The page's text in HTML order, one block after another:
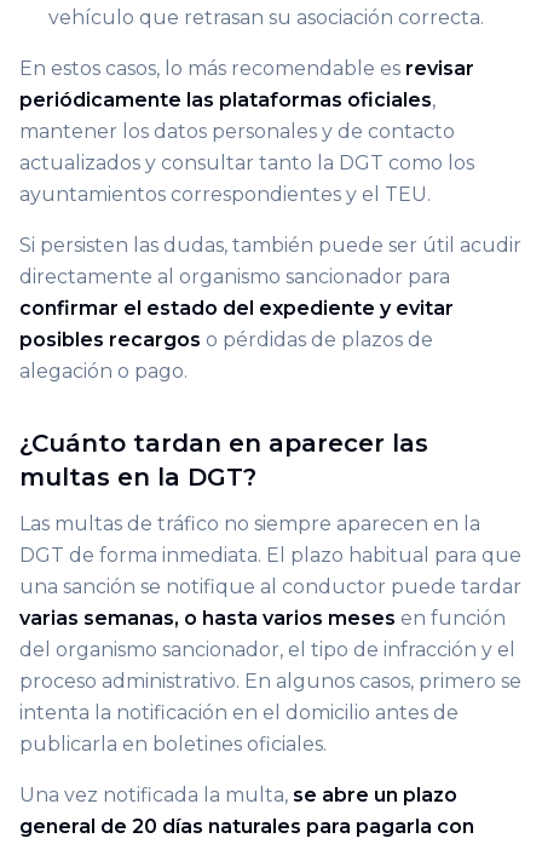
vehículo que retrasan su asociación correcta.
En estos casos, lo más recomendable es revisar
periódicamente las plataformas oficiales,
mantener los datos personales y de contacto
actualizados y consultar tanto la DGT como los
ayuntamientos correspondientes y el TEU.
Si persisten las dudas, también puede ser útil acudir
directamente al organismo sancionador para
confirmar el estado del expediente y evitar
posibles recargos o pérdidas de plazos de
alegación o pago.
¿Cuánto tardan en aparecer las
multas en la DGT?
Las multas de tráfico no siempre aparecen en la
DGT de forma inmediata. El plazo habitual para que
una sanción se notifique al conductor puede tardar
varias semanas, o hasta varios meses en función
del organismo sancionador, el tipo de infracción y el
proceso administrativo. En algunos casos, primero se
intenta la notificación en el domicilio antes de
publicarla en boletines oficiales.
Una vez notificada la multa, se abre un plazo
general de 20 días naturales para pagarla con